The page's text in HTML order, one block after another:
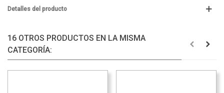
Detalles del producto
16 OTROS PRODUCTOS EN LA MISMA
CATEGORÍA: